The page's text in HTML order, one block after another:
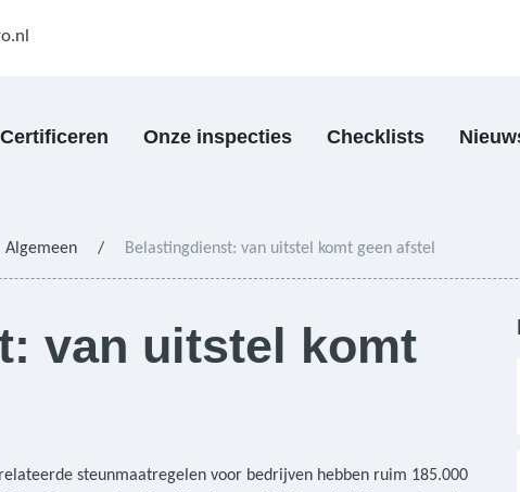
Certificeren Onze inspecties Checklists
Algemeen / Belastingdienst: van uitstel komt geen afstel
van uitstel komt
steunmaatregelen voor bedrijven hebben ruim 185.000